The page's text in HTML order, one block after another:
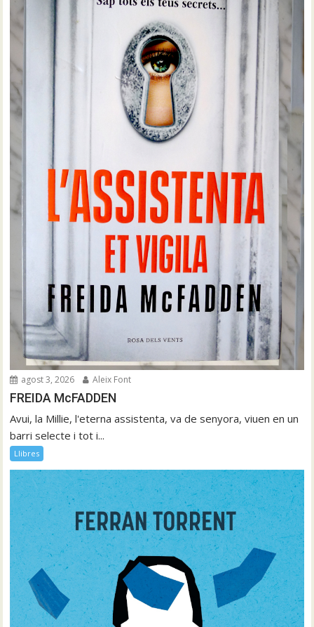
agost 3, 2026 Aleix Font
FREIDA McFADDEN
Avui, la Millie, l'eterna assistenta, va de senyora, viuen en un
barri selecte i tot i...
Llibres